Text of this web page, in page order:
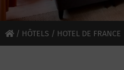
/ HÔTELS / HOTEL DE FRANCE